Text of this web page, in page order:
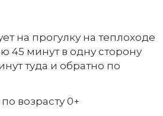
на прогулку на теплоходе
45 минут в одну сторону
туда и обратно по
возрасту 0+